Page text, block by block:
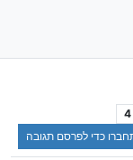
4
כדי לפרסם תגובה